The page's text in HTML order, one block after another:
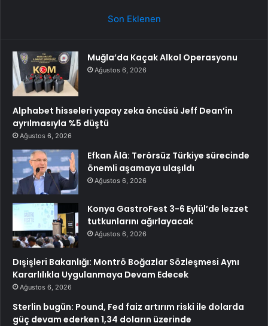
Son Eklenen
Muğla’da Kaçak Alkol Operasyonu
Ağustos 6, 2026
Alphabet hisseleri yapay zeka öncüsü Jeff Dean’in
ayrılmasıyla %5 düştü
Ağustos 6, 2026
Efkan Âlâ: Terörsüz Türkiye sürecinde
önemli aşamaya ulaşıldı
Ağustos 6, 2026
Konya GastroFest 3-6 Eylül’de lezzet
tutkunlarını ağırlayacak
Ağustos 6, 2026
Dışişleri Bakanlığı: Montrö Boğazlar Sözleşmesi Aynı
Kararlılıkla Uygulanmaya Devam Edecek
Ağustos 6, 2026
Sterlin bugün: Pound, Fed faiz artırım riski ile dolarda
güç devam ederken 1,34 doların üzerinde